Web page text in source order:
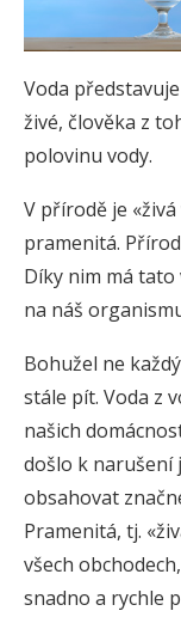
Voda
živé, člověka z
polovinu vody.
V přírodě je
pramenitá.
Díky nim má
na náš
Bohužel ne
stále pít. Voda z
našich
došlo k narušení
obsahovat
Pramenitá, tj.
všech
snadno a rychle